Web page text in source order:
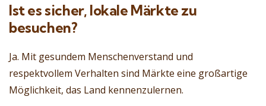
Ist es sicher, lokale Märkte zu
besuchen?
Ja. Mit gesundem Menschenverstand und
respektvollem Verhalten sind Märkte eine großartige
Möglichkeit, das Land kennenzulernen.